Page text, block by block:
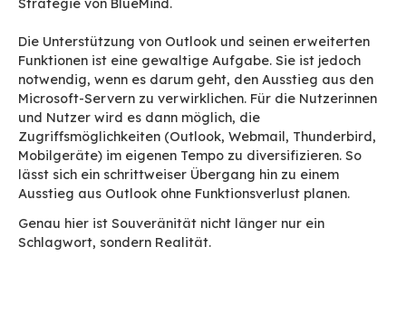
In der Praxis bestehen Altes und Neues oft
lang nebeneinander. Es geht um große
das gesamte Unternehmen ist betroffen, und
zum Stillstand kommen. Die Kommunikation
weiterlaufen, Kalender müssen zuverlässig
Teams ohne Verzögerungen weiterarbeiten
Genau hier macht die Migration den
BlueMind geht es nicht darum, Daten zu
sondern den normalen Arbeitsablauf
Mit den Tools lässt sich das gesamte